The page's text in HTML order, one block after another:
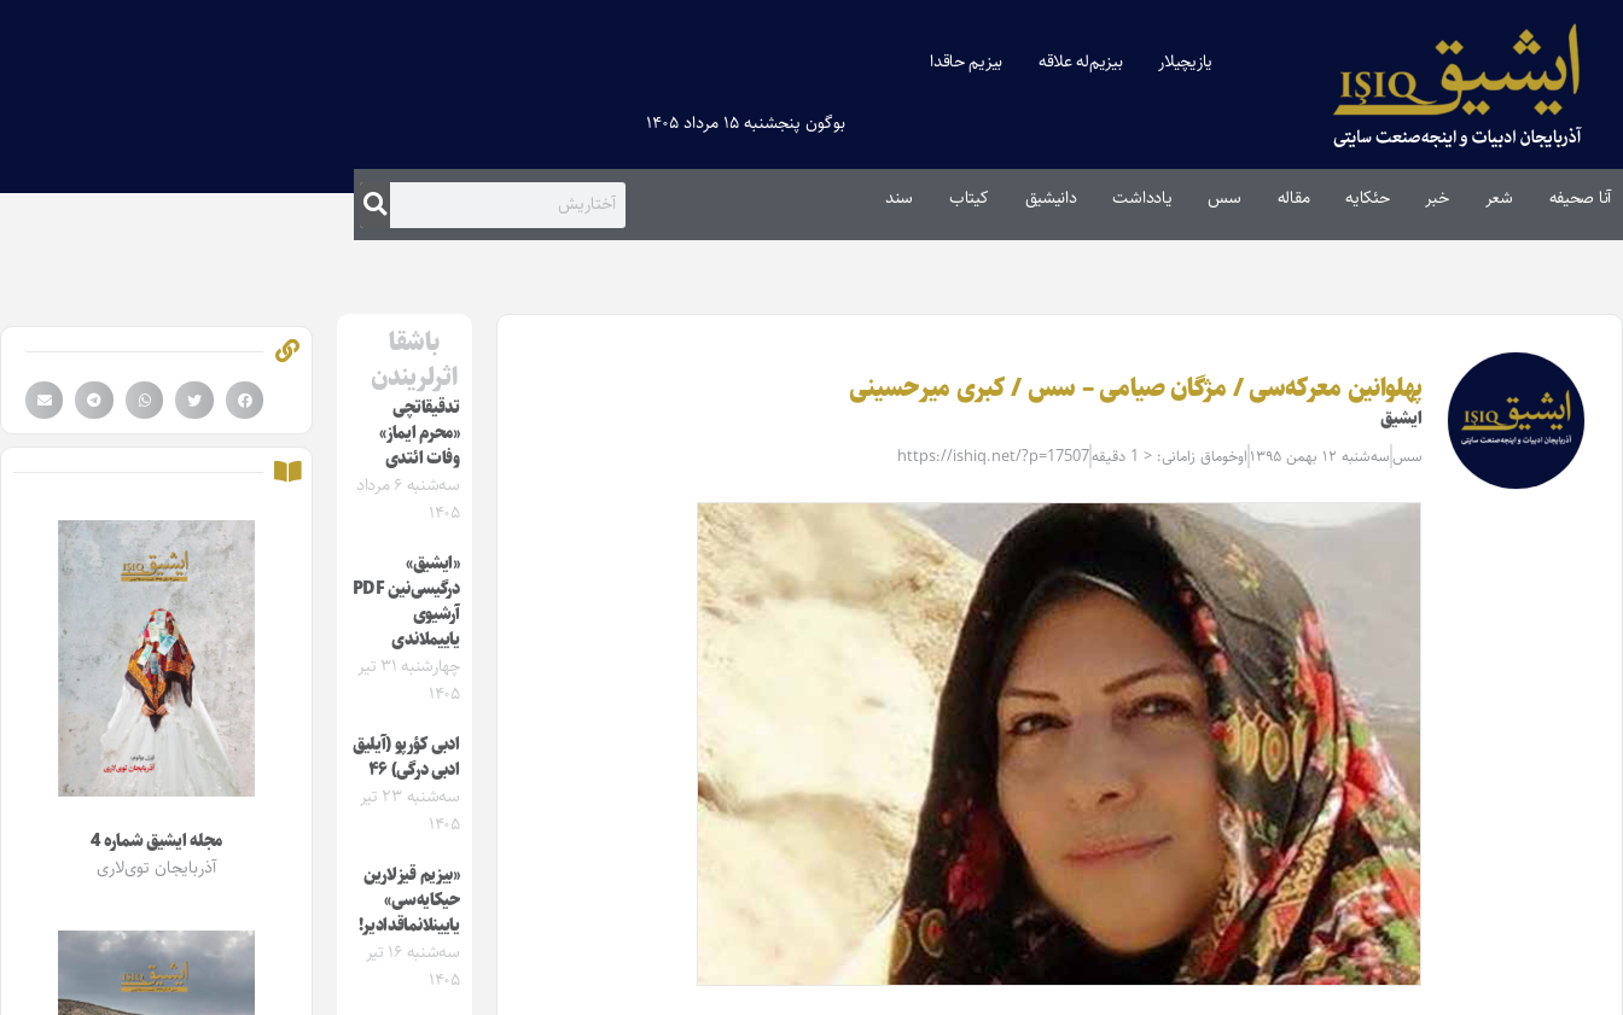
یازیچیلار بیزیم‌له علاقه بیزیم حاقدا
بوگون پنجشنبه ۱۵ مرداد ۱۴۰۵
آنا صحیفه شعر خبر حئکایه مقاله‌ سس یادداشت دانیشیق کیتاب سند
پهلوانین معرکه‌سی / مژگان صیامی – سس / کبری میرحسینی
ایشیق
سسسه‌شنبه ۱۲ بهمن ۱۳۹۵ اوخوماق زامانی: < 1 دقیقه https://ishiq.net/?p=17507
باشقا
اثرلریندن
تدقیقاتچی
«محرم ایماز»
وفات ائتدی
سه‌شنبه ۶ مرداد
۱۴۰۵
«ایشیق»
درگیسی‌نین PDF
آرشیوی
یاییملاندی
چهارشنبه ۳۱ تیر
۱۴۰۵
ادبی کؤرپو (آیلیق
ادبی درگی) ۴۶
سه‌شنبه ۲۳ تیر
۱۴۰۵
«بیزیم قیزلارین
حیکایه‌سی»
یایینلانماقدادیر!
سه‌شنبه ۱۶ تیر
۱۴۰۵
مجله ایشیق شماره 4
آذربایجان توی‌لاری